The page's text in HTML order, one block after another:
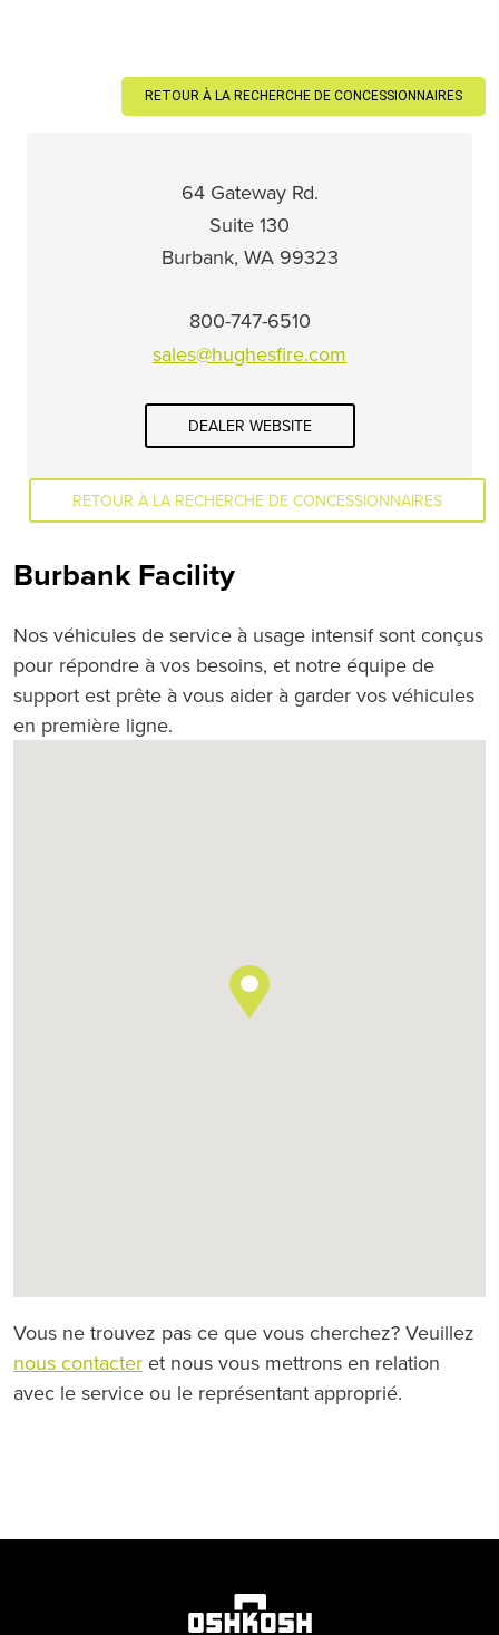
RETOUR À LA RECHERCHE DE CONCESSIONNAIRES
64 Gateway Rd.
Suite 130
Burbank, WA 99323
800-747-6510
sales@hughesfire.com
DEALER WEBSITE
RETOUR À LA RECHERCHE DE CONCESSIONNAIRES
Burbank Facility
Nos véhicules de service à usage intensif sont conçus
pour répondre à vos besoins, et notre équipe de
support est prête à vous aider à garder vos véhicules
en première ligne.
Vous ne trouvez pas ce que vous cherchez? Veuillez
nous contacteret nous vous mettrons en relation
avec le service ou le représentant approprié.